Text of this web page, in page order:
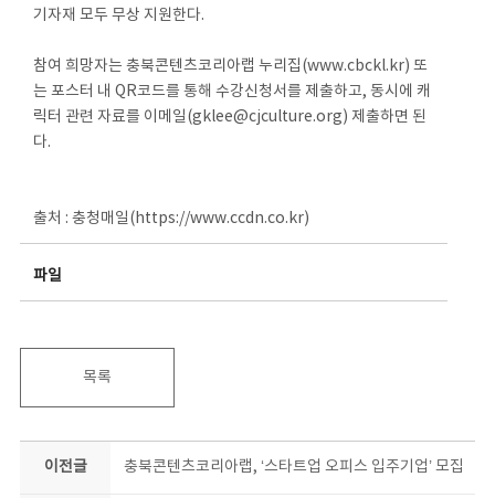
기자재 모두 무상 지원한다.
참여 희망자는 충북콘텐츠코리아랩 누리집(www.cbckl.kr) 또
는 포스터 내 QR코드를 통해 수강신청서를 제출하고, 동시에 캐
릭터 관련 자료를 이메일(gklee@cjculture.org) 제출하면 된
다.
출처 : 충청매일(https://www.ccdn.co.kr)
파일
목록
이전글 충북콘텐츠코리아랩, ‘스타트업 오피스 입주기업’ 모집